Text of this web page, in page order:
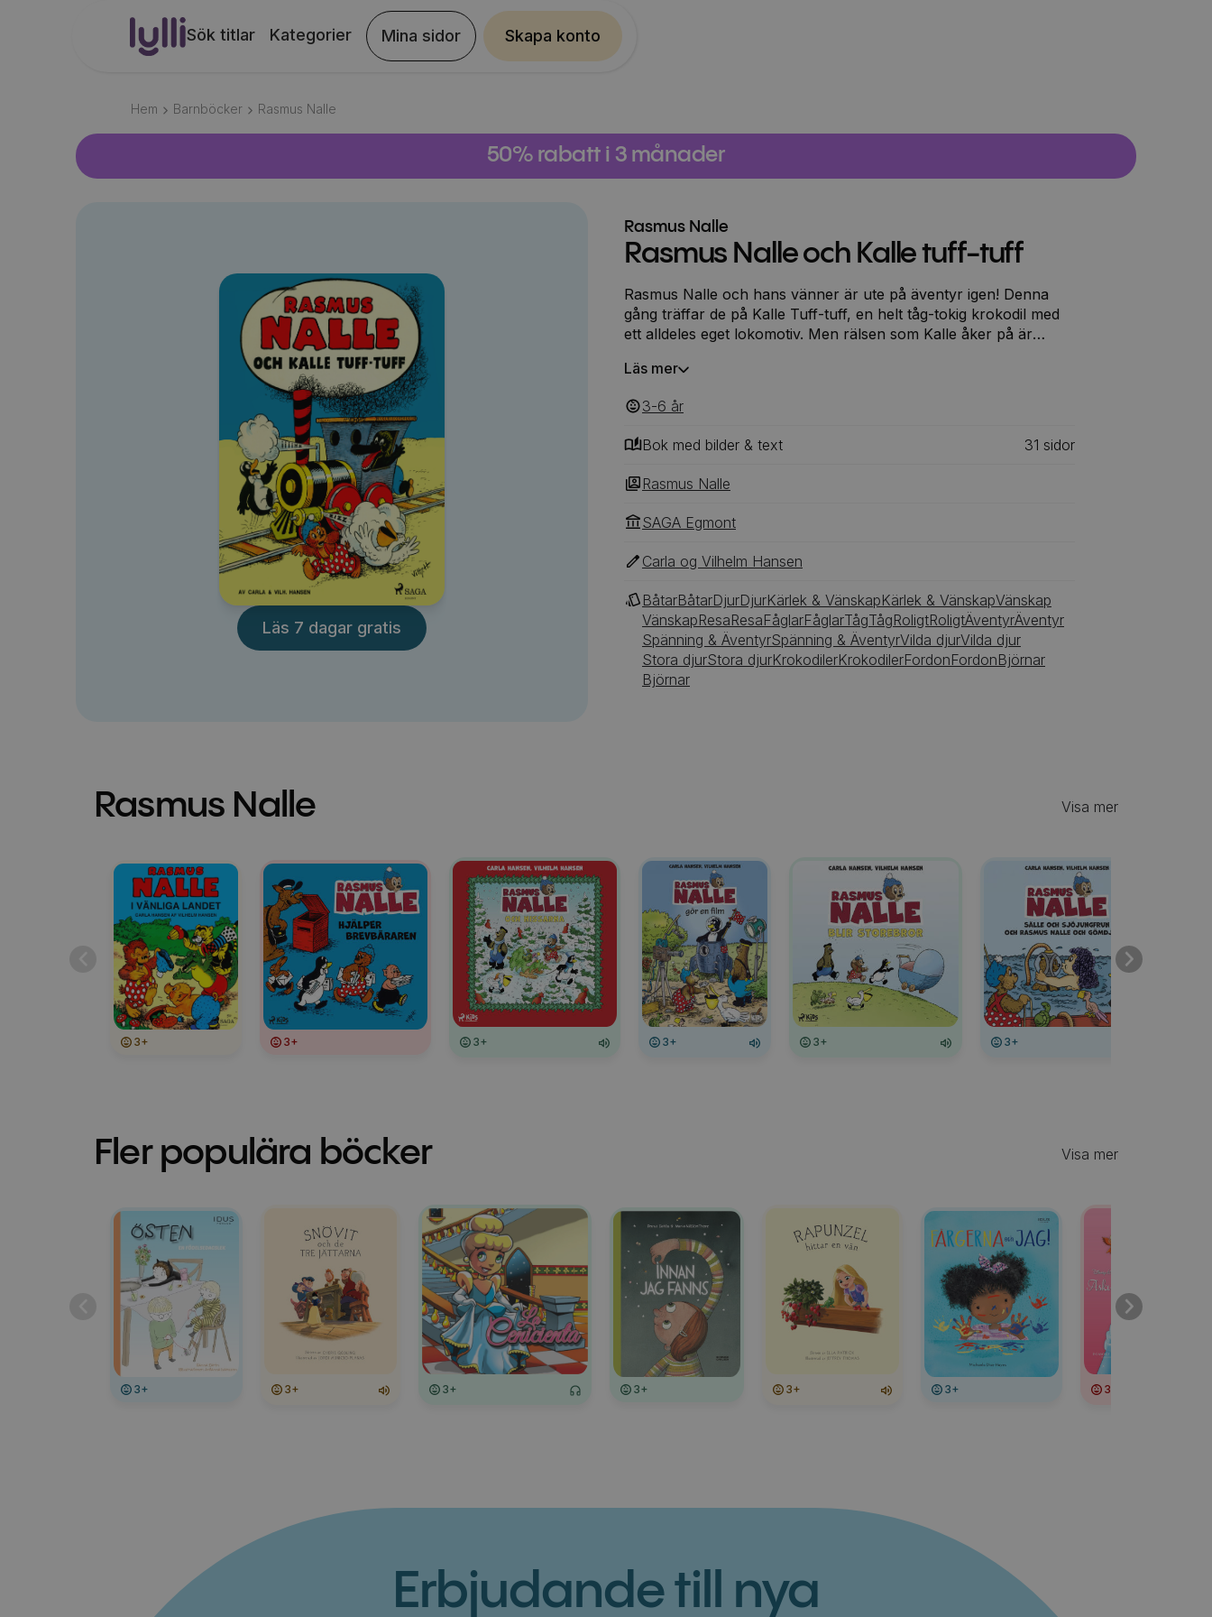
Sök titlar Kategorier Mina sidor Skapa konto
Hem Barnböcker Rasmus Nalle
50% rabatt i 3 månader
Läs 7 dagar gratis
Rasmus Nalle
Rasmus Nalle och Kalle tuff-tuff
Rasmus Nalle och hans vänner är ute på äventyr igen! Denna
gång träffar de på Kalle Tuff-tuff, en helt tåg-tokig krokodil med
ett alldeles eget lokomotiv. Men rälsen som Kalle åker på är
vännerna vill hjälpa Kalle. De funderar en stund och tillslut får
Läs mer
3-6 ‎‎ år
Bok med bilder & text 31 ‎‎ sidor
Rasmus Nalle
SAGA Egmont
Carla og Vilhelm Hansen
BåtarBåtarDjurDjurKärlek & VänskapKärlek & VänskapVänskap
VänskapResaResaFåglarFåglarTågTågRoligtRoligtÄventyrÄventyr
Spänning & ÄventyrSpänning & ÄventyrVilda djurVilda djur
Stora djurStora djurKrokodilerKrokodilerFordonFordonBjörnar
Björnar
Rasmus Nalle Visa mer
3+ 3+ 3+ 3+ 3+ 3+
Fler populära böcker Visa mer
3+ 3+ 3+ 3+ 3+ 3+ 3+
Erbjudande till nya